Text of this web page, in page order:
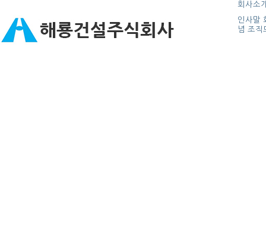
회사소
인사말
념 조직